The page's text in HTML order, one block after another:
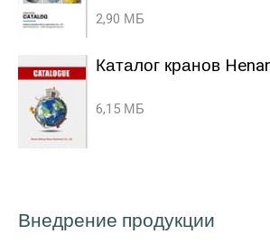
2,90 МБ
Каталог кранов
6,15 МБ
Внедрение продукции